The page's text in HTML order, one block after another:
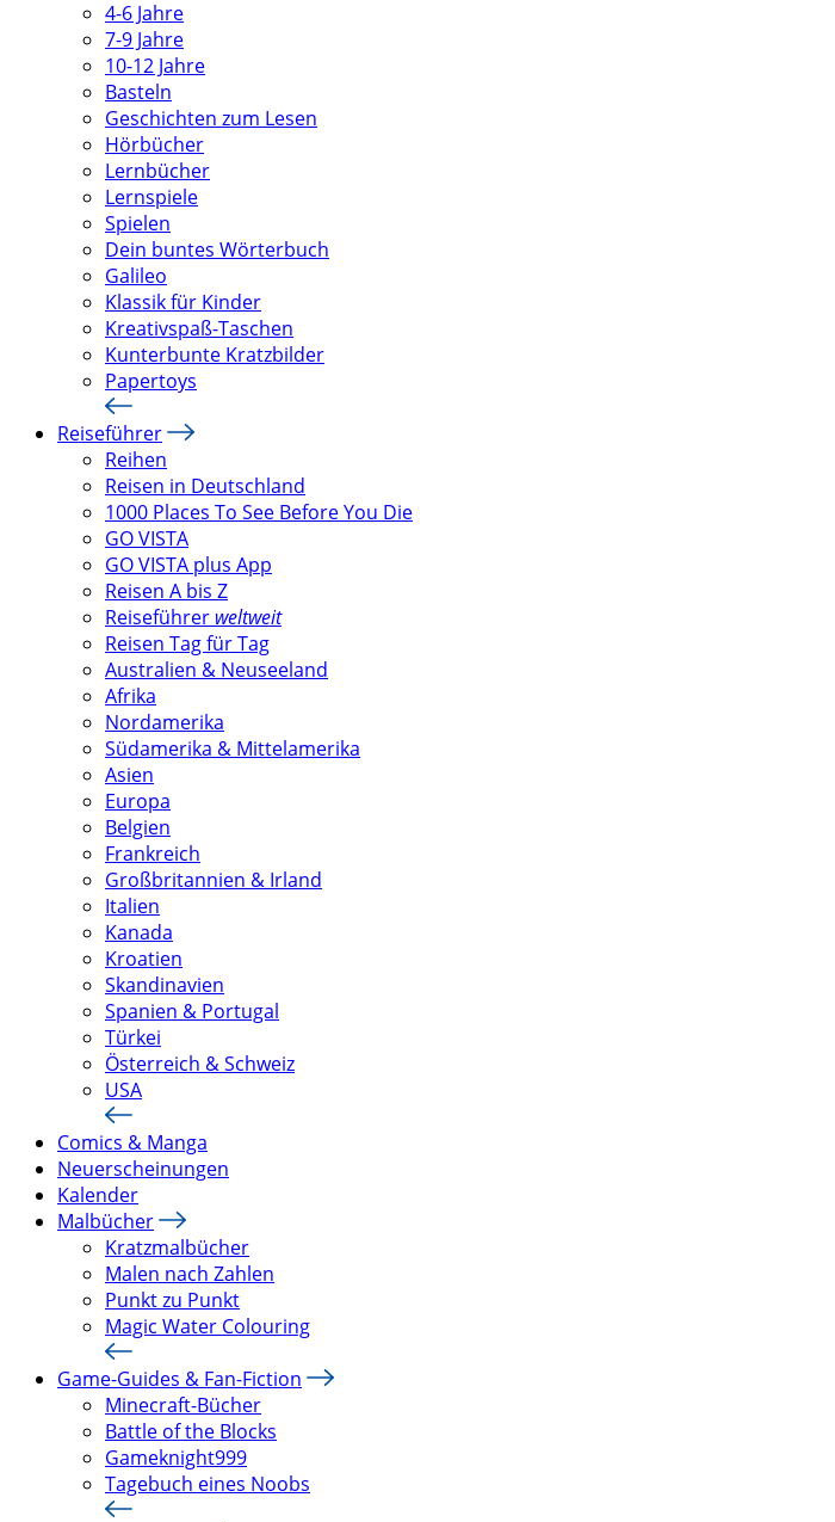
4-6 Jahre
7-9 Jahre
10-12 Jahre
Basteln
Geschichten zum Lesen
Hörbücher
Lernbücher
Lernspiele
Spielen
Dein buntes Wörterbuch
Galileo
Klassik für Kinder
Kreativspaß-Taschen
Kunterbunte Kratzbilder
Papertoys
Reiseführer
Reihen
Reisen in Deutschland
1000 Places To See Before You Die
GO VISTA
GO VISTA plus App
Reisen A bis Z
Reiseführer weltweit
Reisen Tag für Tag
Australien & Neuseeland
Afrika
Nordamerika
Südamerika & Mittelamerika
Asien
Europa
Belgien
Frankreich
Großbritannien & Irland
Italien
Kanada
Kroatien
Skandinavien
Spanien & Portugal
Türkei
Österreich & Schweiz
USA
Comics & Manga
Neuerscheinungen
Kalender
Malbücher
Kratzmalbücher
Malen nach Zahlen
Punkt zu Punkt
Magic Water Colouring
Game-Guides & Fan-Fiction
Minecraft-Bücher
Battle of the Blocks
Gameknight999
Tagebuch eines Noobs